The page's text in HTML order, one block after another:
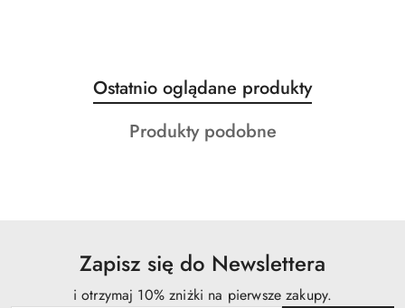
Pomiń karuzelę produktów
Produkty
o
statusie:
Ostatnio oglądane produkty
Produkty
Produkty podobne
Zapisz się do Newslettera
i otrzymaj 10% zniżki na pierwsze zakupy.